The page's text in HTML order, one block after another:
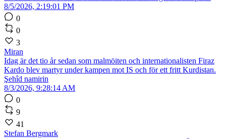
8/5/2026, 2:19:01 PM
0
0
3
Miran
Idag är det tio år sedan som malmöiten och internationalisten Firaz
Kardo blev martyr under kampen mot IS och för ett fritt Kurdistan.
Şehîd namirin
8/3/2026, 9:28:14 AM
0
9
41
Stefan Bergmark